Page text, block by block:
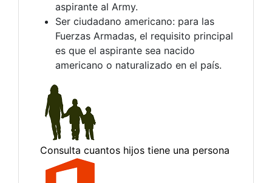
aspirante al Army.
Ser ciudadano americano: para las
Fuerzas Armadas, el requisito principal
es que el aspirante sea nacido
americano o naturalizado en el país.